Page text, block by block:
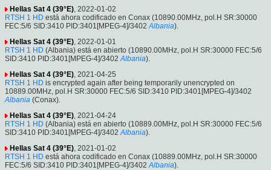
Hellas Sat 4 (39°E) , 2022-01-02
RTSH 1 HD está ahora codificado en Conax (10890.00MHz, pol.H SR:30000
FEC:5/6 SID:3410 PID:3401[MPEG-4]/3402 Albania).
Hellas Sat 4 (39°E) , 2022-01-01
RTSH 1 HD (Albania) está en abierto (10890.00MHz, pol.H SR:30000 FEC:5/6
SID:3410 PID:3401[MPEG-4]/3402 Albania).
Hellas Sat 4 (39°E) , 2021-04-25
RTSH 1 HD is encrypted again after being temporarily unencrypted on
10889.00MHz, pol.H SR:30000 FEC:5/6 SID:3410 PID:3401[MPEG-4]/3402
Albania (Conax).
Hellas Sat 4 (39°E) , 2021-04-24
RTSH 1 HD (Albania) está en abierto (10889.00MHz, pol.H SR:30000 FEC:5/6
SID:3410 PID:3401[MPEG-4]/3402 Albania).
Hellas Sat 4 (39°E) , 2021-01-02
RTSH 1 HD está ahora codificado en Conax (10889.00MHz, pol.H SR:30000
FEC:5/6 SID:3410 PID:3401[MPEG-4]/3402 Albania).